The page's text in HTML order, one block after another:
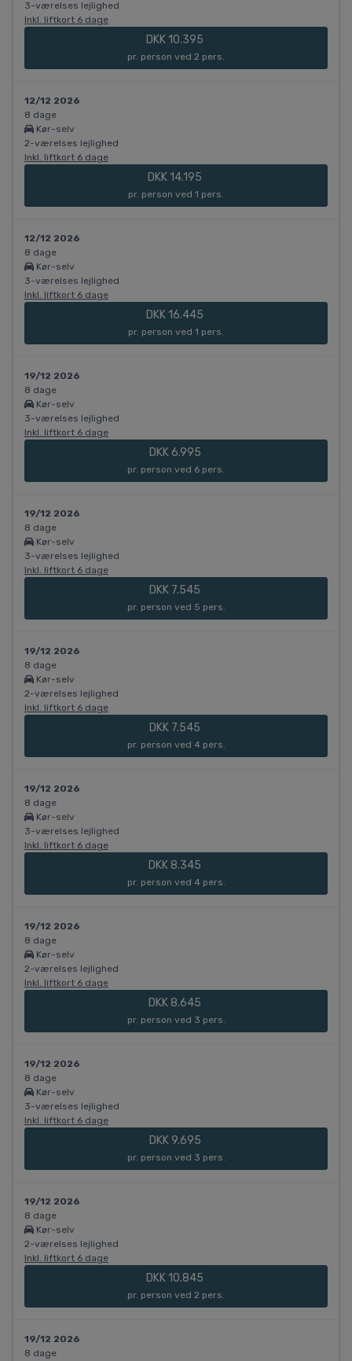
3-værelses lejlighed
Inkl. liftkort 6 dage
DKK 10.395
pr. person ved 2 pers.
12/12 2026
8 dage
Kør-selv
2-værelses lejlighed
Inkl. liftkort 6 dage
DKK 14.195
pr. person ved 1 pers.
12/12 2026
8 dage
Kør-selv
3-værelses lejlighed
Inkl. liftkort 6 dage
DKK 16.445
pr. person ved 1 pers.
19/12 2026
8 dage
Kør-selv
3-værelses lejlighed
Inkl. liftkort 6 dage
DKK 6.995
pr. person ved 6 pers.
19/12 2026
8 dage
Kør-selv
3-værelses lejlighed
Inkl. liftkort 6 dage
DKK 7.545
pr. person ved 5 pers.
19/12 2026
8 dage
Kør-selv
2-værelses lejlighed
Inkl. liftkort 6 dage
DKK 7.545
pr. person ved 4 pers.
19/12 2026
8 dage
Kør-selv
3-værelses lejlighed
Inkl. liftkort 6 dage
DKK 8.345
pr. person ved 4 pers.
19/12 2026
8 dage
Kør-selv
2-værelses lejlighed
Inkl. liftkort 6 dage
DKK 8.645
pr. person ved 3 pers.
19/12 2026
8 dage
Kør-selv
3-værelses lejlighed
Inkl. liftkort 6 dage
DKK 9.695
pr. person ved 3 pers.
19/12 2026
8 dage
Kør-selv
2-værelses lejlighed
Inkl. liftkort 6 dage
DKK 10.845
pr. person ved 2 pers.
19/12 2026
8 dage